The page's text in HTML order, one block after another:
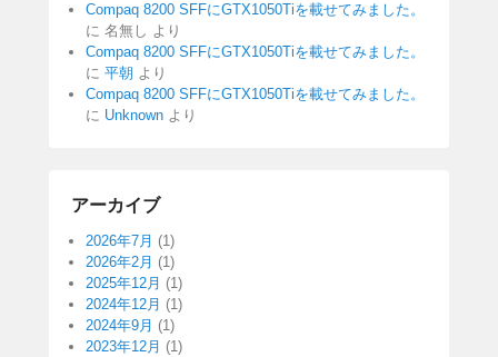
Compaq 8200 SFFにGTX1050Tiを載せてみました。
に 名無し より
Compaq 8200 SFFにGTX1050Tiを載せてみました。
に 平朝 より
Compaq 8200 SFFにGTX1050Tiを載せてみました。
に Unknown より
アーカイブ
2026年7月 (1)
2026年2月 (1)
2025年12月 (1)
2024年12月 (1)
2024年9月 (1)
2023年12月 (1)